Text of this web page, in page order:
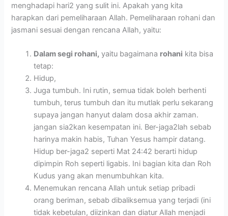
menghadapi hari2 yang sulit ini. Apakah yang kita
harapkan dari pemeliharaan Allah. Pemeliharaan rohani dan
jasmani sesuai dengan rencana Allah, yaitu:
Dalam segi rohani, yaitu bagaimana rohani kita bisa
tetap:
Hidup,
Juga tumbuh. Ini rutin, semua tidak boleh berhenti
tumbuh, terus tumbuh dan itu mutlak perlu sekarang
supaya jangan hanyut dalam dosa akhir zaman.
jangan sia2kan kesempatan ini. Ber-jaga2lah sebab
harinya makin habis, Tuhan Yesus hampir datang.
Hidup ber-jaga2 seperti Mat 24:42 berarti hidup
dipimpin Roh seperti ligabis. Ini bagian kita dan Roh
Kudus yang akan menumbuhkan kita.
Menemukan rencana Allah untuk setiap pribadi
orang beriman, sebab dibaliksemua yang terjadi (ini
tidak kebetulan, diizinkan dan diatur Allah menjadi